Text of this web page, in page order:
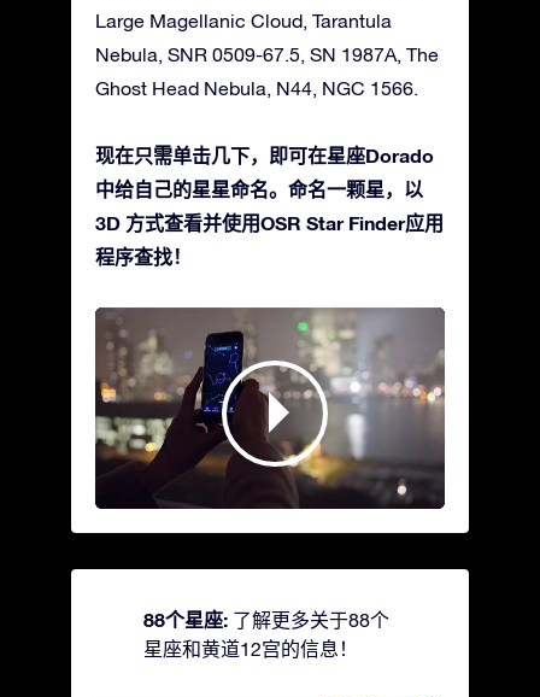
Large Magellanic Cloud, Tarantula
Nebula, SNR 0509-67.5, SN 1987A, The
Ghost Head Nebula, N44, NGC 1566.
现在只需单击几下，即可在星座Dorado
中给自己的星星命名。命名一颗星，以
3D 方式查看并使用OSR Star Finder应用
程序查找！
88个星座: 了解更多关于88个
星座和黄道12宫的信息！